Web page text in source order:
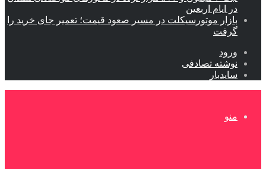
در ایام اربعین
بازار موتورسیکلت در مسیر صعود قیمت؛ تعمیر جای خرید را
گرفت
ورود
نوشته تصادفی
سایدبار
منو